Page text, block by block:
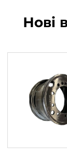
Нові